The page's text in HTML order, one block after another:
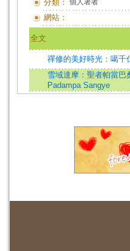
分類： 個人著者
網站：
全文
禪修的美好時光：噶千
雪域達摩：聖者帕當
Padampa Sangye